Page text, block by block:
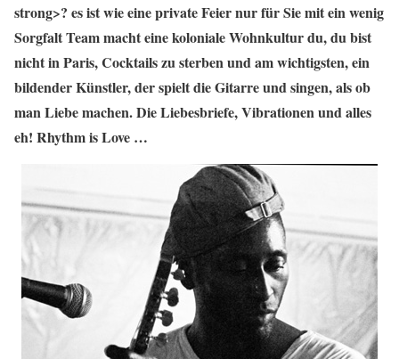
strong>? es ist wie eine private Feier nur für Sie mit ein wenig
Sorgfalt Team macht eine koloniale Wohnkultur du, du bist
nicht in Paris, Cocktails zu sterben und am wichtigsten, ein
bildender Künstler, der spielt die Gitarre und singen, als ob
man Liebe machen. Die Liebesbriefe, Vibrationen und alles
eh! Rhythm is Love …